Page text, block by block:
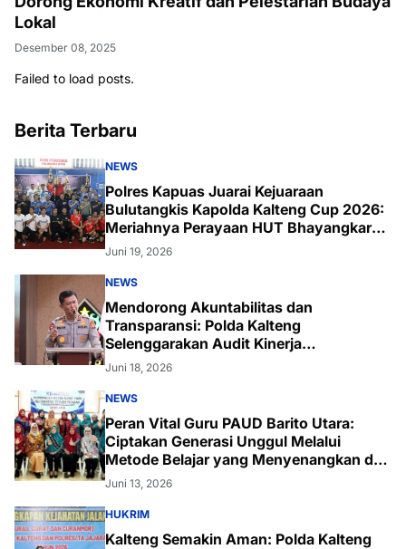
Lokal
Desember 08, 2025
Failed to load posts.
Berita Terbaru
NEWS
Polres Kapuas Juarai Kejuaraan
Bulutangkis Kapolda Kalteng Cup 2026:
Meriahnya Perayaan HUT Bhayangkara
ke-80 di Palangka Raya
Juni 19, 2026
NEWS
Mendorong Akuntabilitas dan
Transparansi: Polda Kalteng
Selenggarakan Audit Kinerja
Komprehensif Bersama Itwasum Polri
Juni 18, 2026
NEWS
Peran Vital Guru PAUD Barito Utara:
Ciptakan Generasi Unggul Melalui
Metode Belajar yang Menyenangkan dan
Inovatif
Juni 13, 2026
HUKRIM
Kalteng Semakin Aman: Polda Kalteng